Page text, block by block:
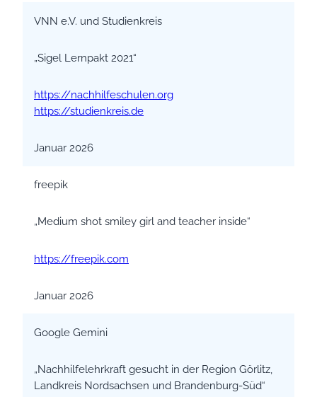
VNN e.V. und Studienkreis
„Sigel Lernpakt 2021“
https://nachhilfeschulen.org
https://studienkreis.de
Januar 2026
freepik
„Medium shot smiley girl and teacher inside“
https://freepik.com
Januar 2026
Google Gemini
„Nachhilfelehrkraft gesucht in der Region Görlitz,
Landkreis Nordsachsen und Brandenburg-Süd“